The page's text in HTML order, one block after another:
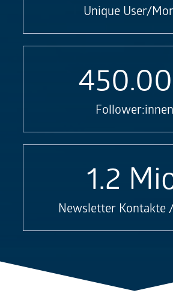
Unique User/
Follower:innen
1.2
Newsletter Kontakte